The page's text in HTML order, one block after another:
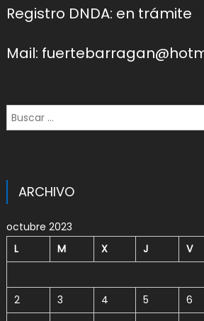
Registro DNDA: en trámite
Mail:
Buscar:
ARCHIVO
octubre 2023
L
M X J V
2
3 4 5 6